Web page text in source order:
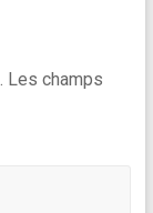
Les champs